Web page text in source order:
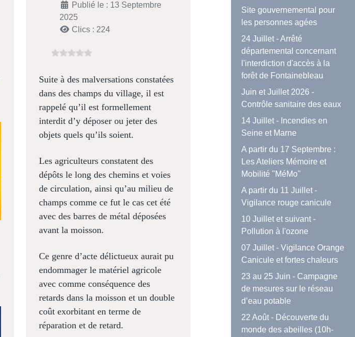
Publié le : 13 Septembre
2025
Clics : 224
Suite à des malversations constatées
dans des champs du village, il est
rappelé qu’il est formellement
interdit d’y déposer ou jeter des
objets quels qu’ils soient.
Les agriculteurs constatent des
dépôts le long des chemins et voies
de circulation, ainsi qu’au milieu de
champs comme ce fut le cas cet été
avec des barres de métal déposées
avant la moisson.
Ce genre d’acte délictueux aurait pu
endommager le matériel agricole
avec comme conséquence des
retards dans la moisson et un double
coût exorbitant en terme de
réparation et de retard.
Site gouvernemental pour
les personnes agées
24 Juillet - Arrêté
départemental concernant
l'interdiction d'accès à la
forêt de Fontainebleau
Juin et Juillet 2026 -
Contrôle sanitaire des eaux
14 Juillet - Incendies en
Seine et Marne
A partir du 17 Septembre :
Les Ateliers Mémoire et
Mobilité "MéMo"
A partir du 11 Juillet -
Vigilance rouge canicule
10 Juillet et suivant -
Pollution à l'ozone
07 Juillet - Vigilance Orange
Canicule et fortes chaleurs
23 au 25 Juin - Campagne
de mesures sur le réseau
d’eau potable
22 Août - Découverte du
monde des abeilles (10h-